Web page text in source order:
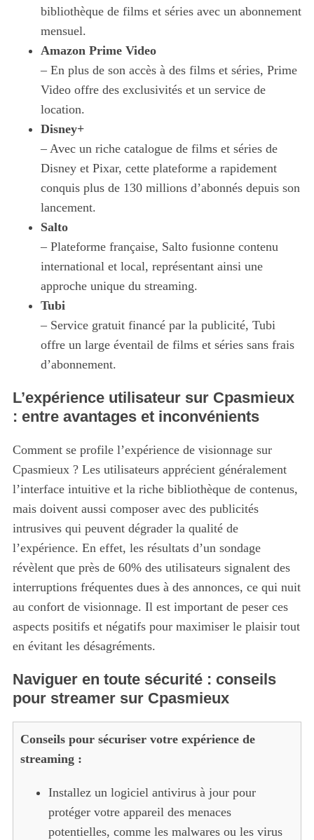
bibliothèque de films et séries avec un abonnement
mensuel.
Amazon Prime Video
– En plus de son accès à des films et séries, Prime
Video offre des exclusivités et un service de
location.
Disney+
– Avec un riche catalogue de films et séries de
Disney et Pixar, cette plateforme a rapidement
conquis plus de 130 millions d’abonnés depuis son
lancement.
Salto
– Plateforme française, Salto fusionne contenu
international et local, représentant ainsi une
approche unique du streaming.
Tubi
– Service gratuit financé par la publicité, Tubi
offre un large éventail de films et séries sans frais
d’abonnement.
L’expérience utilisateur sur Cpasmieux
: entre avantages et inconvénients
Comment se profile l’expérience de visionnage sur
Cpasmieux ? Les utilisateurs apprécient généralement
l’interface intuitive et la riche bibliothèque de contenus,
mais doivent aussi composer avec des publicités
intrusives qui peuvent dégrader la qualité de
l’expérience. En effet, les résultats d’un sondage
révèlent que près de 60% des utilisateurs signalent des
interruptions fréquentes dues à des annonces, ce qui nuit
au confort de visionnage. Il est important de peser ces
aspects positifs et négatifs pour maximiser le plaisir tout
en évitant les désagréments.
Naviguer en toute sécurité : conseils
pour streamer sur Cpasmieux
Conseils pour sécuriser votre expérience de
streaming :
Installez un logiciel antivirus à jour pour
protéger votre appareil des menaces
potentielles, comme les malwares ou les virus